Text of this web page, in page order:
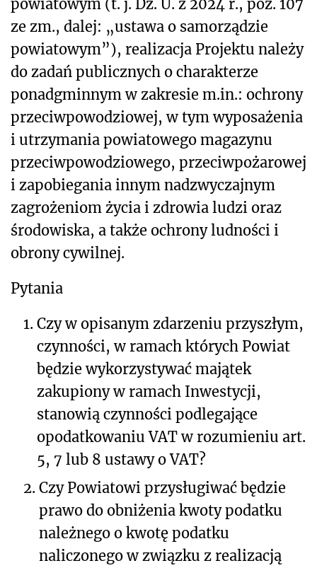
powiatowym (t. j. Dz. U. z 2024 r., poz. 107
ze zm., dalej: „ustawa o samorządzie
powiatowym”), realizacja Projektu należy
do zadań publicznych o charakterze
ponadgminnym w zakresie m.in.: ochrony
przeciwpowodziowej, w tym wyposażenia
i utrzymania powiatowego magazynu
przeciwpowodziowego, przeciwpożarowej
i zapobiegania innym nadzwyczajnym
zagrożeniom życia i zdrowia ludzi oraz
środowiska, a także ochrony ludności i
obrony cywilnej.
Pytania
1. Czy w opisanym zdarzeniu przyszłym,
czynności, w ramach których Powiat
będzie wykorzystywać majątek
zakupiony w ramach Inwestycji,
stanowią czynności podlegające
opodatkowaniu VAT w rozumieniu art.
5, 7 lub 8 ustawy o VAT?
2. Czy Powiatowi przysługiwać będzie
prawo do obniżenia kwoty podatku
należnego o kwotę podatku
naliczonego w związku z realizacją